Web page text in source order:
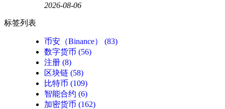
2026-08-06
标签列表
币安（Binance）
(83)
数字货币 (56)
注册 (8)
区块链 (58)
比特币 (109)
智能合约 (6)
加密货币 (162)